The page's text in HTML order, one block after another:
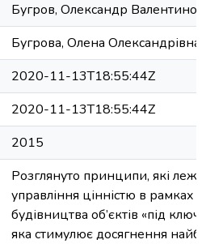
Бугров, Олександр
Бугрова, Олена Олександрівна
2020-11-13T18:55:44Z
2020-11-13T18:55:44Z
2015
Розглянуто принципи, які
управління цінністю в рамках
будівництва об’єктів «під
яка стимулює досягнення